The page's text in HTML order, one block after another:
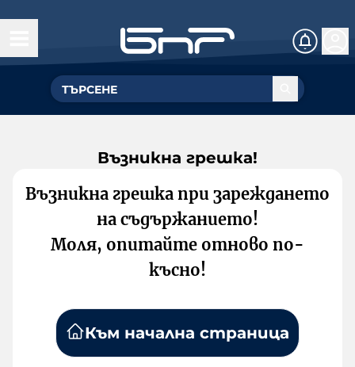
Възникна грешка!
Възникна грешка при зареждането
на съдържанието!
Моля, опитайте отново по-
късно!
Към начална страница